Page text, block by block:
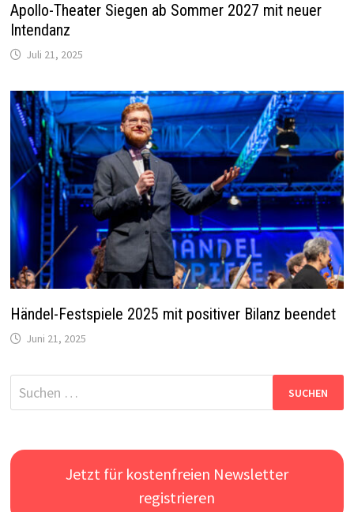
Apollo-Theater Siegen ab Sommer 2027 mit neuer
Intendanz
Juli 21, 2025
Händel-Festspiele 2025 mit positiver Bilanz beendet
Juni 21, 2025
Suchen
nach:
Jetzt für kostenfreien Newsletter
registrieren